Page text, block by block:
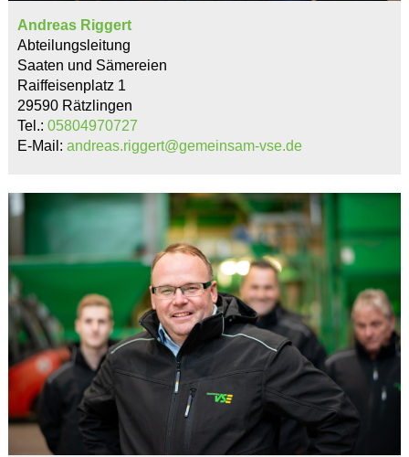
Andreas Riggert
Abteilungsleitung
Saaten und Sämereien
Raiffeisenplatz 1
29590 Rätzlingen
Tel.: 05804970727
E-Mail: andreas.riggert@gemeinsam-vse.de